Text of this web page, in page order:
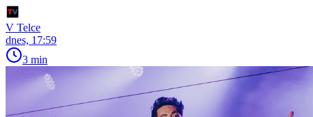
V Telce
dnes, 17:59
3 min